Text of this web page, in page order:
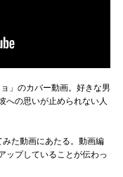
」のカバー動画。好きな男
への思いが止められない人
た動画にあたる。動画編
ップしていることが伝わっ